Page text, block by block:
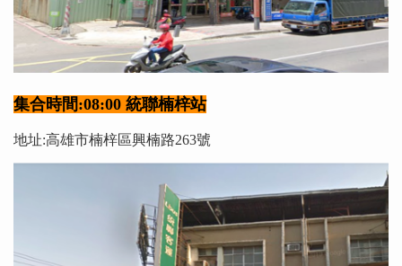
集合時間:08:00 統聯楠梓站
地址:高雄市楠梓區興楠路263號